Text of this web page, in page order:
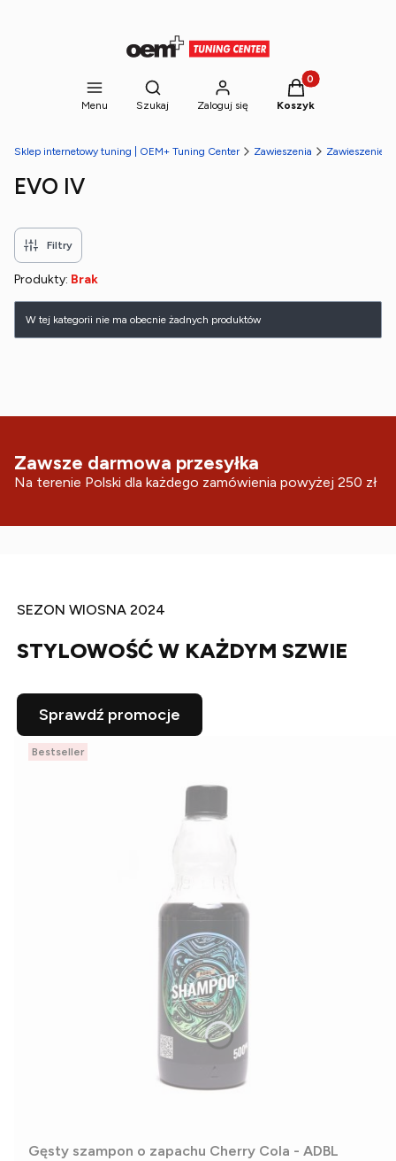
Menu
Otwórz wyszukiwarkę
Szukaj Zaloguj się
Produkty w
Koszyk
Sklep internetowy tuning | OEM+ Tuning Center Zawieszenia Zawieszenie
EVO IV
Filtry
Produkty: Brak
Lista produktów
W tej kategorii nie ma obecnie żadnych produktów
Zawsze darmowa przesyłka
Na terenie Polski dla każdego zamówienia powyżej 250 zł
SEZON WIOSNA 2024
STYLOWOŚĆ W KAŻDYM SZWIE
Sprawdź promocje
Bestseller
Gęsty szampon o zapachu Cherry Cola - ADBL